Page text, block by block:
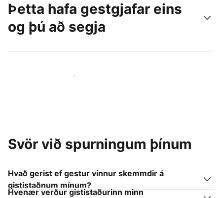
Þetta hafa gestgjafar eins
og þú að segja
Ganga til liðs við aðra gestgjafa
Svör við spurningum þínum
Hvað gerist ef gestur vinnur skemmdir á
gististaðnum mínum?
Hvenær verður gististaðurinn minn